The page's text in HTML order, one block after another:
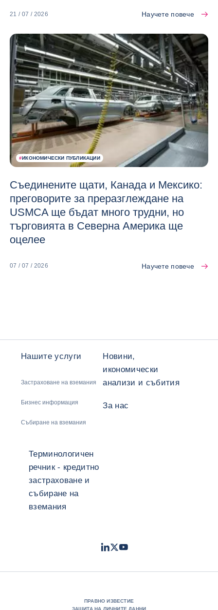
21 / 07 / 2026 Научете повече
#ИКОНОМИЧЕСКИ ПУБЛИКАЦИИ
Съединените щати, Канада и Мексико:
преговорите за преразглеждане на
USMCA ще бъдат много трудни, но
търговията в Северна Америка ще
оцелее
07 / 07 / 2026 Научете повече
Нашите услуги
Застраховане на вземания
Бизнес информация
Събиране на вземания
Новини,
икономически
анализи и събития
За нас
Терминологичен
речник - кредитно
застраховане и
събиране на
вземания
LinkedIn
TwitterYoutube
ПРАВНО ИЗВЕСТИЕ
ЗАЩИТА НА ЛИЧНИТЕ ДАННИ